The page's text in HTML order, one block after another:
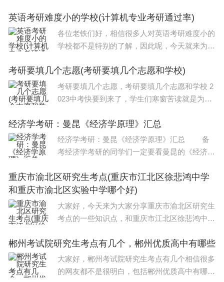
英语考研难度小的学校(计算机专业考研通过率)
各位老铁们好，相信很多人对英语考研难度小的
学校都不是特别的了解，因此呢，今天就来为大
专业考研通过率的问题知识，还望可以帮助大
家，解决大家的一些困惑，下面一起来看看吧
考研要填几个志愿(考研要填几个志愿和学校)
考研要填几个志愿，考研要填几个志愿和学校 2
023中考快要到来了，学生们寒窗苦读就是为了
的确，填报志愿也是很关键的，2023年的中考
预计可以填报三到四个志愿。地区不同，志愿填
报
经济学考研：曼昆《经济学原理》汇总
经济学考研：曼昆《经济学原理》汇总 备
考经济学考研的同学们一定要看曼昆的《经济学
下面小编就和大家分享曼昆的《经济学原理》各
章节的内容，希望对考生有所帮助。
重庆市渝北区研究生考点(重庆市江北区徐悲鸿中学
和重庆市渝北区实验中学哪个好)
大家好，今天来为大家分享重庆市渝北区研究生
考点的一些知识点，和重庆市江北区徐悲鸿中学
家要是都明白，那么可以忽略，如果不太清楚的
话可以看看本篇文章，相信很大概率可以解
郴州考试院研究生考点有几个，郴州优质高中有哪些
大家好，郴州考试院研究生考点有几个相信很多
的网友都不是很明白，包括郴州优质高中有哪些